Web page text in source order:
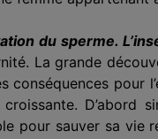
du sperme.
La grande
conséquences pour
D’abord
pour sauver sa vie